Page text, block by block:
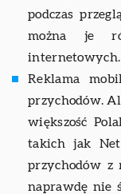
podczas
można je
internetowych.
Reklama
przychodów.
większość
takich jak
przychodów z
naprawdę nie